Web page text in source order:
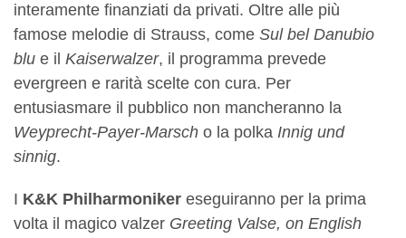
interamente finanziati da privati. Oltre alle più
famose melodie di Strauss, come Sul bel Danubio
blu e il Kaiserwalzer, il programma prevede
evergreen e rarità scelte con cura. Per
entusiasmare il pubblico non mancheranno la
Weyprecht-Payer-Marsch o la polka Innig und
sinnig.
I K&K Philharmoniker eseguiranno per la prima
volta il magico valzer Greeting Valse, on English